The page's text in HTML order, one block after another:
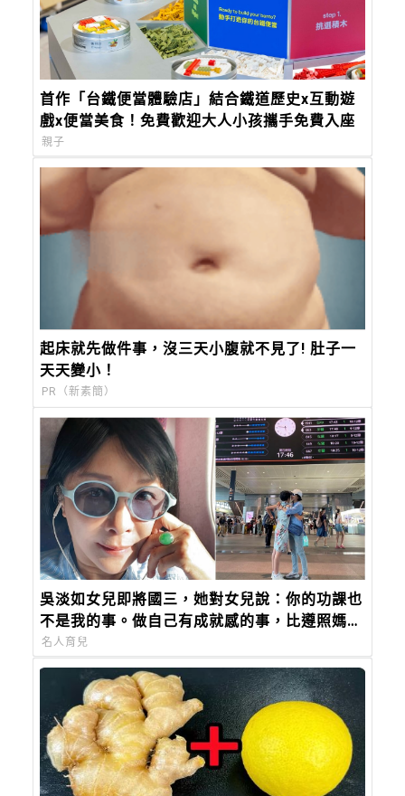
首作「台鐵便當體驗店」結合鐵道歷史x互動遊
戲x便當美食！免費歡迎大人小孩攜手免費入座
親子
起床就先做件事，沒三天小腹就不見了! 肚子一
天天變小！
PR（新素簡）
吳淡如女兒即將國三，她對女兒說：你的功課也
不是我的事。做自己有成就感的事，比遵照媽媽
的指令來得重要。
名人育兒